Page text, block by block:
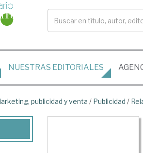
NUESTRAS EDITORIALES
publicidad y venta / Publicidad /